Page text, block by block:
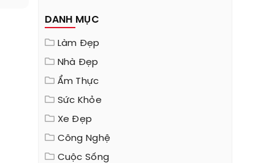
DANH MỤC
Làm Đẹp
Nhà Đẹp
Ẩm Thực
Sức Khỏe
Xe Đẹp
Công Nghệ
Cuộc Sống